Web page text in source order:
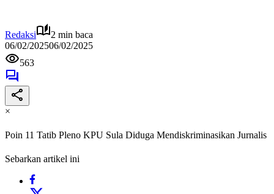
Redaksi
2 min baca
06/02/202506/02/2025
563
×
Poin 11 Tatib Pleno KPU Sula Diduga Mendiskriminasikan Jurnalis
Sebarkan artikel ini